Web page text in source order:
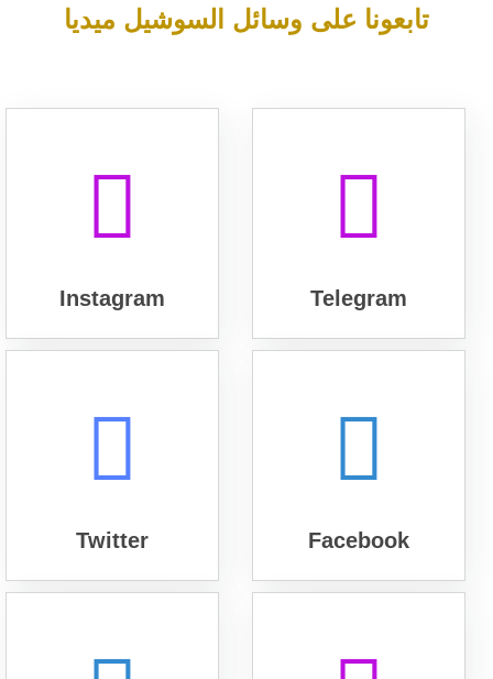
تابعونا على وسائل السوشيل ميديا
Telegram
Instagram
Facebook
Twitter